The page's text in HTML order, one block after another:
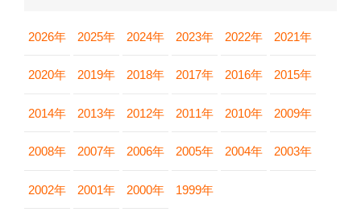
2026年 2025年 2024年 2023年 2022年 2021年
2020年 2019年 2018年 2017年 2016年 2015年
2014年 2013年 2012年 2011年 2010年 2009年
2008年 2007年 2006年 2005年 2004年 2003年
2002年 2001年 2000年 1999年